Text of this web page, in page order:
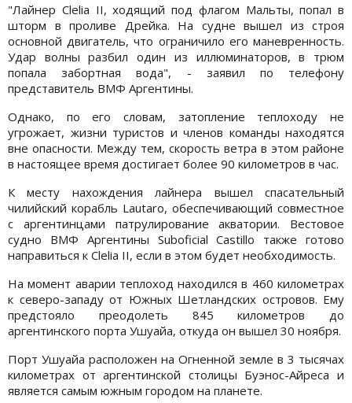
"Лайнер Clelia II, ходящий под флагом Мальты, попал в
шторм в проливе Дрейка. На судне вышел из строя
основной двигатель, что ограничило его маневренность.
Удар волны разбил один из иллюминаторов, в трюм
попала забортная вода", - заявил по телефону
представитель ВМФ Аргентины.
Однако, по его словам, затопление теплоходу не
угрожает, жизни туристов и членов команды находятся
вне опасности. Между тем, скорость ветра в этом районе
в настоящее время достигает более 90 километров в час.
К месту нахождения лайнера вышел спасательный
чилийский корабль Lautaro, обеспечивающий совместное
с аргентинцами патрулирование акватории. Вестовое
судно ВМФ Аргентины Suboficial Castillo также готово
направиться к Clelia II, если в этом будет необходимость.
На момент аварии теплоход находился в 460 километрах
к северо-западу от Южных Шетландских островов. Ему
предстояло преодолеть 845 километров до
аргентинского порта Ушуайа, откуда он вышел 30 ноября.
Порт Ушуайа расположен на Огненной земле в 3 тысячах
километрах от аргентинской столицы Буэнос-Айреса и
является самым южным городом на планете.